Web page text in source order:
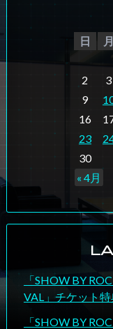
日
月
« 4月
2
3
9
16
23
30
「SHOW BY
VAL」チケット
「SHOW BY